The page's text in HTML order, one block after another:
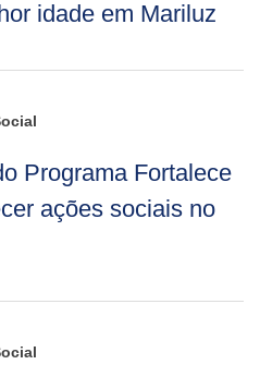
idade em Mariluz
Programa Fortalece
ações sociais no